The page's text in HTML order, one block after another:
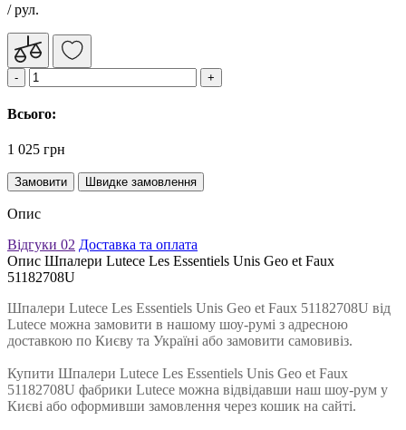
/ рул.
Всього:
1 025 грн
Замовити Швидке замовлення
Опис
Відгуки 02 Доставка та оплата
Опис Шпалери Lutece Les Essentiels Unis Geo et Faux
51182708U
Шпалери Lutece Les Essentiels Unis Geo et Faux 51182708U від
Lutece можна замовити в нашому шоу-румі з адресною
доставкою по Києву та Україні або замовити самовивіз.
Купити Шпалери Lutece Les Essentiels Unis Geo et Faux
51182708U фабрики Lutece можна відвідавши наш шоу-рум у
Києві або оформивши замовлення через кошик на сайті.